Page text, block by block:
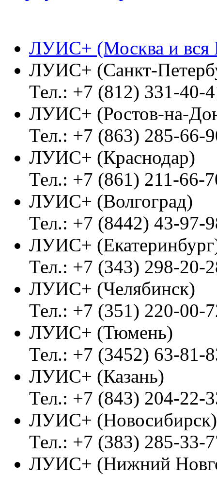
ЛУИС+ (Москва и вся
ЛУИС+ (Санкт-
Тел.: +7 (812) 331-40-
ЛУИС+ (Ростов-на-
Тел.: +7 (863) 285-66-
ЛУИС+ (Краснодар)
Тел.: +7 (861) 211-66-
ЛУИС+ (Волгоград)
Тел.: +7 (8442) 43-97-
ЛУИС+
Тел.: +7 (343) 298-20-
ЛУИС+ (Челябинск)
Тел.: +7 (351) 220-00-
ЛУИС+ (Тюмень)
Тел.: +7 (3452) 63-81-
ЛУИС+ (Казань)
Тел.: +7 (843) 204-22-
ЛУИС+ (Новосибирск)
Тел.: +7 (383) 285-33-
ЛУИС+ (Нижний